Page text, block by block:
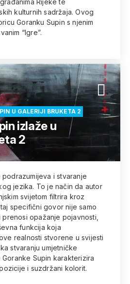
Rijeke te
kulturnih sadržaja. Ovog
Goranku Supin s njenim
“Igre”.
U GALERIJI BRUKETA 2
izlaže u
2
i stvaranje
jezika. To je način da autor
svijetom filtrira kroz
specifični govor nije samo
opažanje pojavnosti,
funkcija koja
realnosti stvorene u svijesti
stvaranju umjetničke
Supin karakterizira
i suzdržani kolorit.